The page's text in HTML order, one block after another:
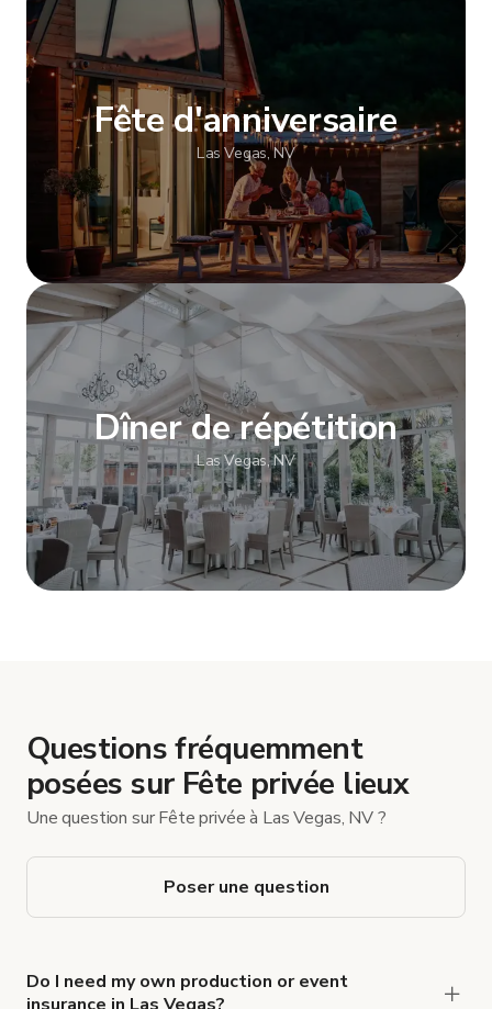
Fête d'anniversaire
Las Vegas, NV
Afficher plus
Dîner de répétition
Las Vegas, NV
Questions fréquemment
posées sur Fête privée lieux
Une question sur Fête privée à Las Vegas, NV ?
Poser une question
Do I need my own production or event